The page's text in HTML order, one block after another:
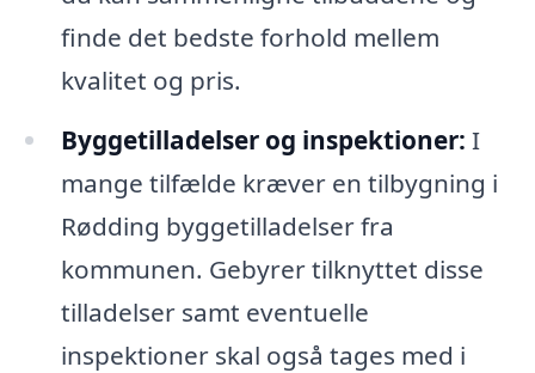
finde det bedste forhold mellem
kvalitet og pris.
Byggetilladelser og inspektioner: I
mange tilfælde kræver en tilbygning i
Rødding byggetilladelser fra
kommunen. Gebyrer tilknyttet disse
tilladelser samt eventuelle
inspektioner skal også tages med i